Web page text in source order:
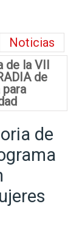
Noticias
de la VII
de
de